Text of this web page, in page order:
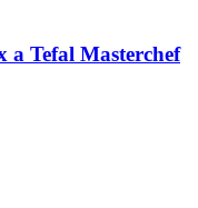
Tefal Masterchef